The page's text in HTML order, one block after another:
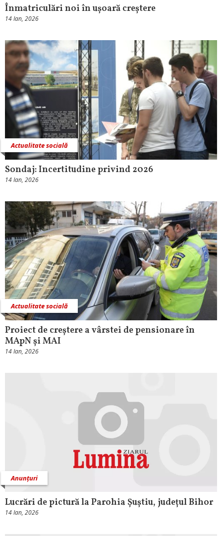
Înmatriculări noi în ușoară creștere
14 Ian, 2026
Actualitate socială
Sondaj: Incertitudine privind 2026
14 Ian, 2026
Actualitate socială
Proiect de creștere a vârstei de pensionare în
MApN și MAI
14 Ian, 2026
Anunțuri
Lucrări de pictură la Parohia Șuștiu, județul Bihor
14 Ian, 2026